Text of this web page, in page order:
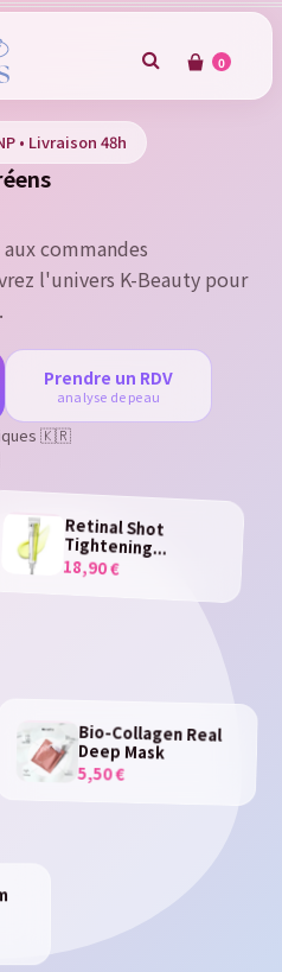
0
• Livraison 48h
commandes
l'univers K-Beauty pour
Prendre un RDV
analyse de peau
🇰🇷
Retinal Shot
Tightening...
18,90 €
Bio-Collagen Real
Deep Mask
5,50 €
save products in your wish